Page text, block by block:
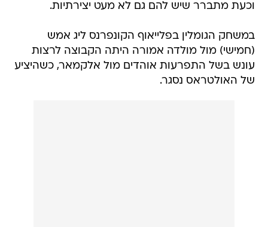
וכעת מתברר שיש להם גם לא מעט יצירתיות.
במשחק הגומלין בפלייאוף הקונפרנס ליג אמש
(חמישי) מול מולדה אמורה היתה הקבוצה לרצות
עונש בשל התפרעות אוהדים מול אלקמאר, כשהיציע
של האולטראס נסגר.